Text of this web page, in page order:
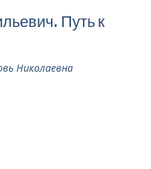
Путь к
Николаевна